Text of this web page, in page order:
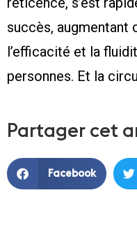
succès, augmentant
l’efficacité et la
personnes. Et la
Partager cet
Facebook